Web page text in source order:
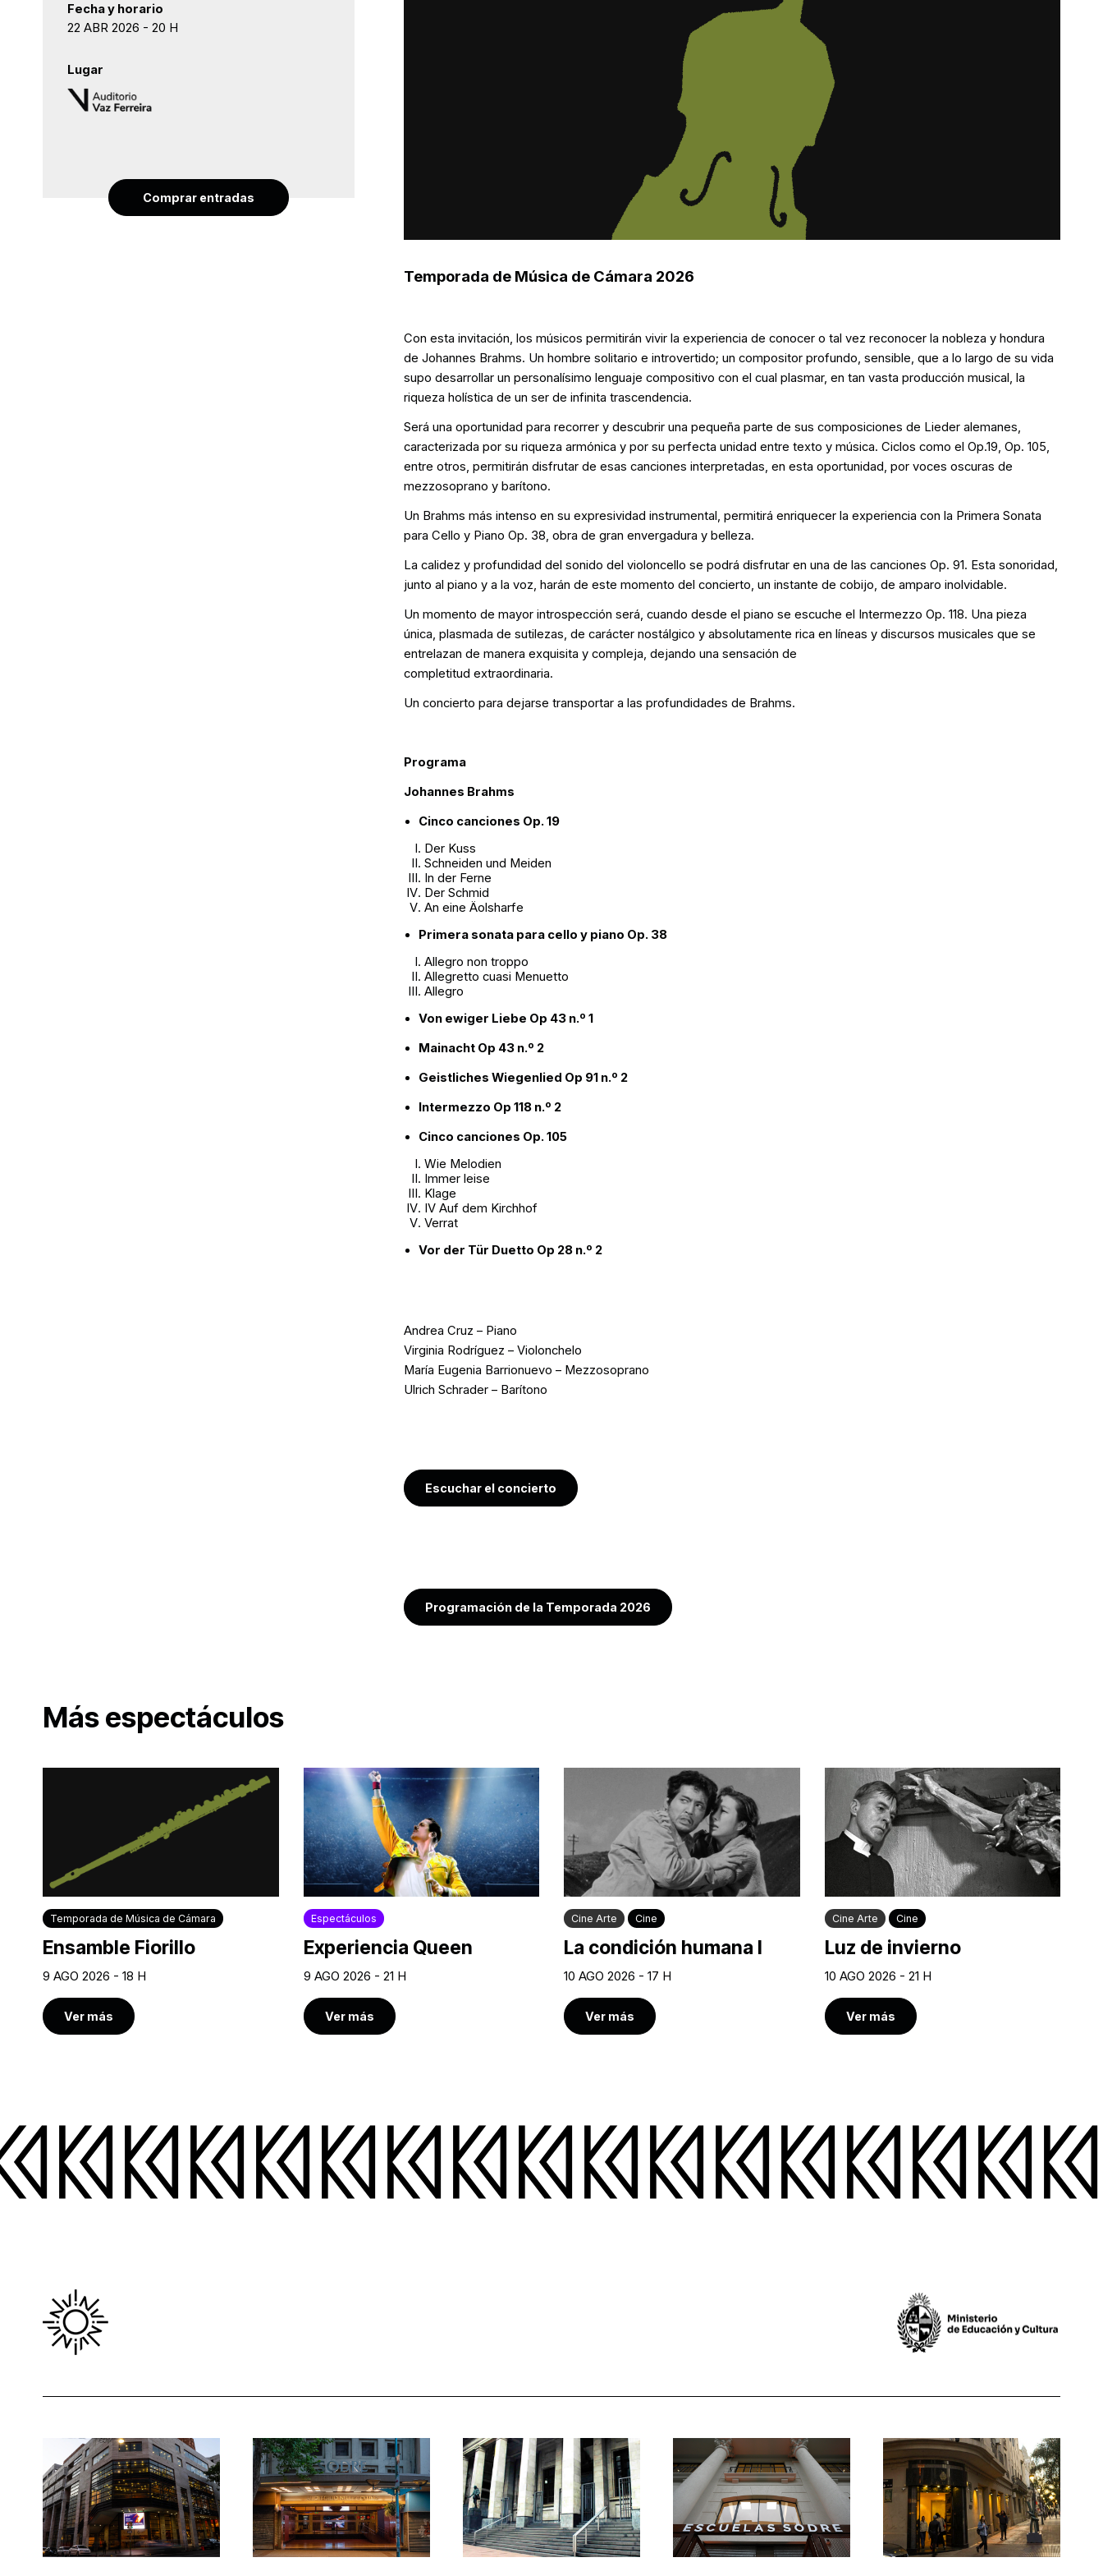
Temporada de Música de Cámara 2026
Con esta invitación, los músicos permitirán vivir la experiencia de conocer o tal vez reconocer la nobleza y hondura
de Johannes Brahms. Un hombre solitario e introvertido; un compositor profundo, sensible, que a lo largo de su vida
supo desarrollar un personalísimo lenguaje compositivo con el cual plasmar, en tan vasta producción musical, la
riqueza holística de un ser de infinita trascendencia.
Será una oportunidad para recorrer y descubrir una pequeña parte de sus composiciones de Lieder alemanes,
caracterizada por su riqueza armónica y por su perfecta unidad entre texto y música. Ciclos como el Op.19, Op. 105,
entre otros, permitirán disfrutar de esas canciones interpretadas, en esta oportunidad, por voces oscuras de
mezzosoprano y barítono.
Un Brahms más intenso en su expresividad instrumental, permitirá enriquecer la experiencia con la Primera Sonata
para Cello y Piano Op. 38, obra de gran envergadura y belleza.
La calidez y profundidad del sonido del violoncello se podrá disfrutar en una de las canciones Op. 91. Esta sonoridad,
junto al piano y a la voz, harán de este momento del concierto, un instante de cobijo, de amparo inolvidable.
Un momento de mayor introspección será, cuando desde el piano se escuche el Intermezzo Op. 118. Una pieza
única, plasmada de sutilezas, de carácter nostálgico y absolutamente rica en líneas y discursos musicales que se
entrelazan de manera exquisita y compleja, dejando una sensación de
completitud extraordinaria.
Un concierto para dejarse transportar a las profundidades de Brahms.
Programa
Johannes Brahms
Cinco canciones Op. 19
Der Kuss
Schneiden und Meiden
In der Ferne
Der Schmid
An eine Äolsharfe
Primera sonata para cello y piano Op. 38
Allegro non troppo
Allegretto cuasi Menuetto
Allegro
Von ewiger Liebe Op 43 n.º 1
Mainacht Op 43 n.º 2
Geistliches Wiegenlied Op 91 n.º 2
Intermezzo Op 118 n.º 2
Cinco canciones Op. 105
Wie Melodien
Immer leise
Klage
IV Auf dem Kirchhof
Verrat
Vor der Tür Duetto Op 28 n.º 2
Andrea Cruz – Piano
Virginia Rodríguez – Violonchelo
María Eugenia Barrionuevo – Mezzosoprano
Ulrich Schrader – Barítono
Escuchar el concierto
Programación de la Temporada 2026
Fecha y horario
22 ABR 2026 - 20 H
Lugar
Comprar entradas
Más espectáculos
Temporada de Música de Cámara
Ensamble Fiorillo
9 AGO 2026 - 18 H
Ver más
Espectáculos
Experiencia Queen
9 AGO 2026 - 21 H
Ver más
Cine Arte Cine
La condición humana I
10 AGO 2026 - 17 H
Ver más
Cine Arte Cine
Luz de invierno
10 AGO 2026 - 21 H
Ver más